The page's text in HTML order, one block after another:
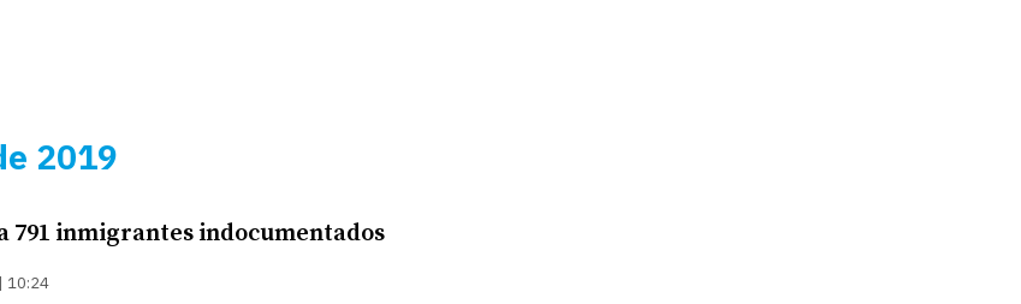
2019
791 inmigrantes indocumentados
10:24